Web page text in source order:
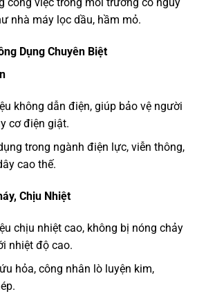
nhà máy lọc dầu, hầm mỏ.
Dụng Chuyên Biệt
không dẫn điện, giúp bảo vệ người
cơ điện giật.
trong ngành điện lực, viễn thông,
cao thế.
Chịu Nhiệt
chịu nhiệt cao, không bị nóng chảy
nhiệt độ cao.
hỏa, công nhân lò luyện kim,